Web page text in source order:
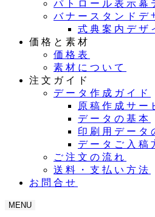
パトロール表示幕
バナースタンドデ
式典案内デザ
価格と素材
価格表
素材について
注文ガイド
データ作成ガイド
原稿作成サー
データの基本
印刷用データ
データご入稿
ご注文の流れ
送料・支払い方法
お問合せ
MENU